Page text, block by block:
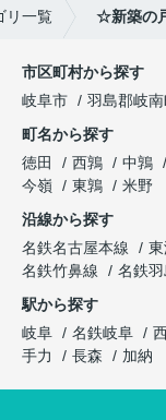
リ一覧 ☆新築の
市区町村から探す
岐阜市
羽島郡岐
町名から探す
徳田
西鶉 中鶉
今嶺
東鶉
米野
沿線から探す
名鉄名古屋本線
名鉄竹鼻線
名鉄
駅から探す
岐阜
名鉄岐阜
手力
長森 加納